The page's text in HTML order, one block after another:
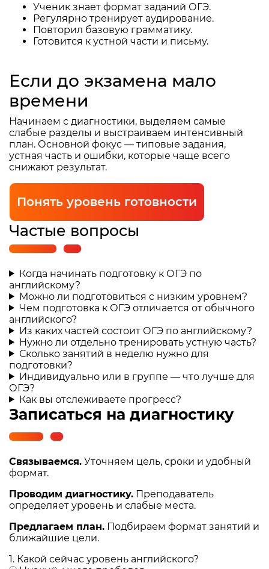
Ученик знает формат заданий ОГЭ.
Регулярно тренирует аудирование.
Повторил базовую грамматику.
Готовится к устной части и письму.
Если до экзамена мало
времени
Начинаем с диагностики, выделяем самые
слабые разделы и выстраиваем интенсивный
план. Основной фокус — типовые задания,
устная часть и ошибки, которые чаще всего
снижают результат.
Понять уровень готовности
Частые вопросы
Когда начинать подготовку к ОГЭ по
английскому?
Можно ли подготовиться с низким уровнем?
Чем подготовка к ОГЭ отличается от обычного
английского?
Из каких частей состоит ОГЭ по английскому?
Нужно ли отдельно тренировать устную часть?
Сколько занятий в неделю нужно для
подготовки?
Индивидуально или в группе — что лучше для
ОГЭ?
Как вы отслеживаете прогресс?
Записаться на диагностику
Связываемся. Уточняем цель, сроки и удобный
формат.
Проводим диагностику. Преподаватель
определяет уровень и слабые места.
Предлагаем план. Подбираем формат занятий и
ближайшие цели.
1. Какой сейчас уровень английского?